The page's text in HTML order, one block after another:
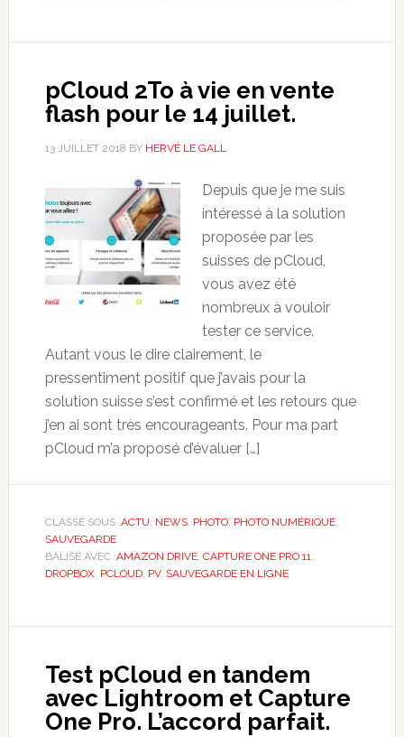
pCloud 2To à vie en vente
flash pour le 14 juillet.
13 JUILLET 2018 BY HERVÉ LE GALL
Depuis que je me suis
intéressé à la solution
proposée par les
suisses de pCloud,
vous avez été
nombreux à vouloir
tester ce service.
Autant vous le dire clairement, le
pressentiment positif que j’avais pour la
solution suisse s’est confirmé et les retours que
j’en ai sont très encourageants. Pour ma part
pCloud m’a proposé d’évaluer […]
CLASSÉ SOUS :ACTU NEWS, PHOTO, PHOTO NUMÉRIQUE,
SAUVEGARDE
BALISÉ AVEC :AMAZON DRIVE, CAPTURE ONE PRO 11
DROPBOX, PCLOUD, PV, SAUVEGARDE EN LIGNE
Test pCloud en tandem
avec Lightroom et Capture
One Pro. L’accord parfait.